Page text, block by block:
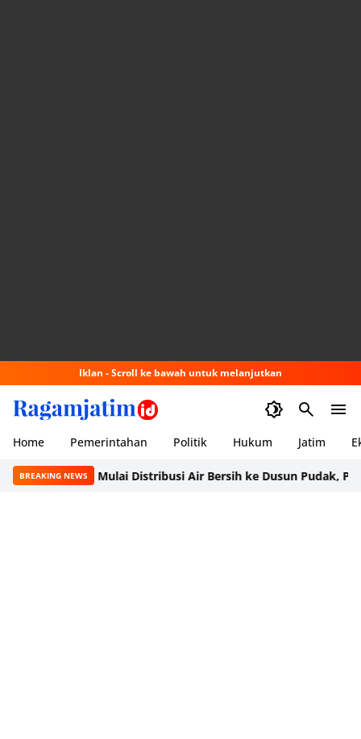
Iklan - Scroll ke bawah untuk melanjutkan
Home Pemerintahan Politik Hukum Jatim
BREAKING NEWS
Mulai Distribusi Air Bersih ke Dusun Pudak, Pacitan